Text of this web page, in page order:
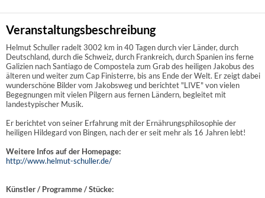
Veranstaltungsbeschreibung
Helmut Schuller radelt 3002 km in 40 Tagen durch vier Länder, durch
Deutschland, durch die Schweiz, durch Frankreich, durch Spanien ins ferne
Galizien nach Santiago de Compostela zum Grab des heiligen Jakobus des
älteren und weiter zum Cap Finisterre, bis ans Ende der Welt. Er zeigt dabei
wunderschöne Bilder vom Jakobsweg und berichtet "LIVE" von vielen
Begegnungen mit vielen Pilgern aus fernen Ländern, begleitet mit
landestypischer Musik.
Er berichtet von seiner Erfahrung mit der Ernährungsphilosophie der
heiligen Hildegard von Bingen, nach der er seit mehr als 16 Jahren lebt!
Weitere Infos auf der Homepage:
http://www.helmut-schuller.de/
Künstler / Programme / Stücke: